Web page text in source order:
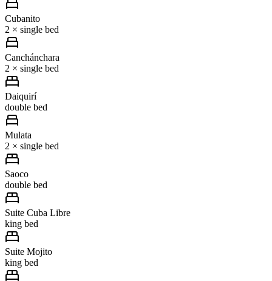
Cubanito
2 × single bed
Canchánchara
2 × single bed
Daiquirí
double bed
Mulata
2 × single bed
Saoco
double bed
Suite Cuba Libre
king bed
Suite Mojito
king bed